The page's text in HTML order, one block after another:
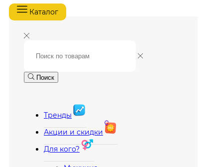
Каталог
Поиск
Тренды
Акции и скидки
Для кого?